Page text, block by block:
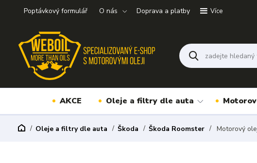
Poptávkový formulář O nás Doprava a platby Více
AKCE Oleje a filtry dle auta
Oleje a filtry dle auta Škoda Škoda Roomster Motorový